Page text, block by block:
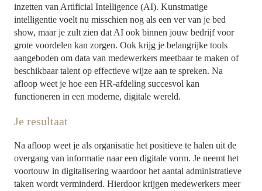
inzetten van Artificial Intelligence (AI). Kunstmatige
intelligentie voelt nu misschien nog als een ver van je bed
show, maar je zult zien dat AI ook binnen jouw bedrijf voor
grote voordelen kan zorgen. Ook krijg je belangrijke tools
aangeboden om data van medewerkers meetbaar te maken of
beschikbaar talent op effectieve wijze aan te spreken. Na
afloop weet je hoe een HR-afdeling succesvol kan
functioneren in een moderne, digitale wereld.
Je resultaat
Na afloop weet je als organisatie het positieve te halen uit de
overgang van informatie naar een digitale vorm. Je neemt het
voortouw in digitalisering waardoor het aantal administratieve
taken wordt verminderd. Hierdoor krijgen medewerkers meer